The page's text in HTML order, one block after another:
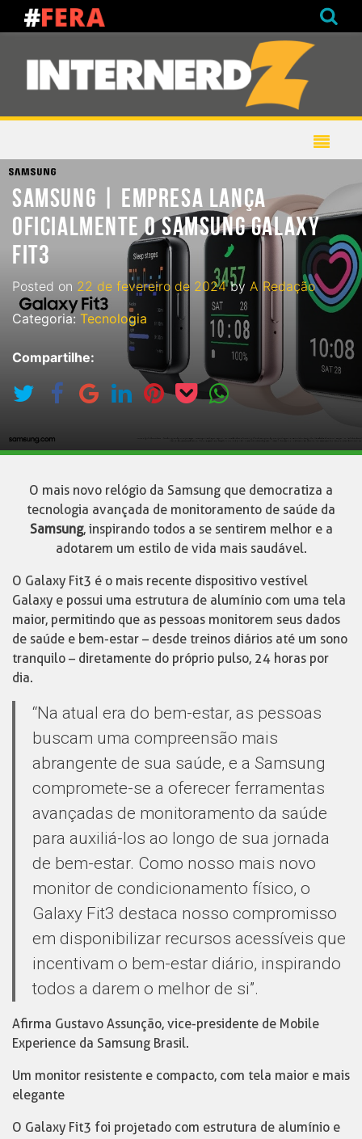
SAMSUNG | EMPRESA LANÇA
OFICIALMENTE O SAMSUNG GALAXY
FIT3
Posted on 22 de fevereiro de 2024by A Redação
Categoria: Tecnologia
Compartilhe:
O mais novo relógio da Samsung que democratiza a
tecnologia avançada de monitoramento de saúde da
Samsung, inspirando todos a se sentirem melhor e a
adotarem um estilo de vida mais saudável.
O Galaxy Fit3 é o mais recente dispositivo vestível
Galaxy e possui uma estrutura de alumínio com uma tela
maior, permitindo que as pessoas monitorem seus dados
de saúde e bem-estar – desde treinos diários até um sono
tranquilo – diretamente do próprio pulso, 24 horas por
dia.
“Na atual era do bem-estar, as pessoas
buscam uma compreensão mais
abrangente de sua saúde, e a Samsung
compromete-se a oferecer ferramentas
avançadas de monitoramento da saúde
para auxiliá-los ao longo de sua jornada
de bem-estar. Como nosso mais novo
monitor de condicionamento físico, o
Galaxy Fit3 destaca nosso compromisso
em disponibilizar recursos acessíveis que
incentivam o bem-estar diário, inspirando
todos a darem o melhor de si”.
Afirma Gustavo Assunção, vice-presidente de Mobile
Experience da Samsung Brasil.
Um monitor resistente e compacto, com tela maior e mais
elegante
O Galaxy Fit3 foi projetado com estrutura de alumínio e